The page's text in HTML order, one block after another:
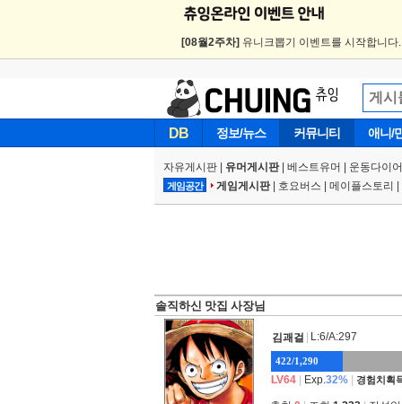
[08월2주차] 유니크뽑기 이벤트를 시작합니다.
DB 정보/뉴스 커뮤니티 애니/
자유게시판 유머게시판| 베스트유머 운동다이
게임공간 게임게시판| 호요버스 메이플스토리
솔직하신 맛집 사장님
김괘걸 L:6/A:297
422/1,290
LV64 Exp.32% 경험치획